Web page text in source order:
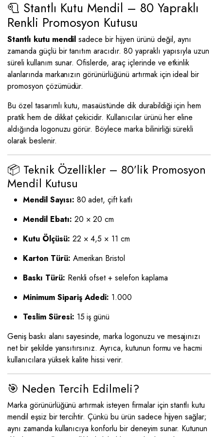
🧻 Stantlı Kutu Mendil – 80 Yapraklı
Renkli Promosyon Kutusu
Stantlı kutu mendil sadece bir hijyen ürünü değil, aynı
zamanda güçlü bir tanıtım aracıdır. 80 yapraklı yapısıyla uzun
süreli kullanım sunar. Ofislerde, araç içlerinde ve etkinlik
alanlarında markanızın görünürlüğünü artırmak için ideal bir
promosyon çözümüdür.
Bu özel tasarımlı kutu, masaüstünde dik durabildiği için hem
pratik hem de dikkat çekicidir. Kullanıcılar ürünü her eline
aldığında logonuzu görür. Böylece marka bilinirliği sürekli
olarak beslenir.
📦 Teknik Özellikler – 80’lik Promosyon
Mendil Kutusu
Mendil Sayısı: 80 adet, çift katlı
Mendil Ebatı: 20 × 20 cm
Kutu Ölçüsü: 22 × 4,5 × 11 cm
Karton Türü: Amerikan Bristol
Baskı Türü: Renkli ofset + selefon kaplama
Minimum Sipariş Adedi: 1.000
Teslim Süresi: 15 iş günü
Geniş baskı alanı sayesinde, marka logonuzu ve mesajınızı
net bir şekilde yansıtırsınız. Ayrıca, kutunun formu ve hacmi
kullanıcılara yüksek kalite hissi verir.
🎯 Neden Tercih Edilmeli?
Marka görünürlüğünü artırmak isteyen firmalar için stantlı kutu
mendil eşsiz bir tercihtir. Çünkü bu ürün sadece hijyen sağlar;
aynı zamanda kullanıcıya konforlu bir deneyim sunar. Kutunun